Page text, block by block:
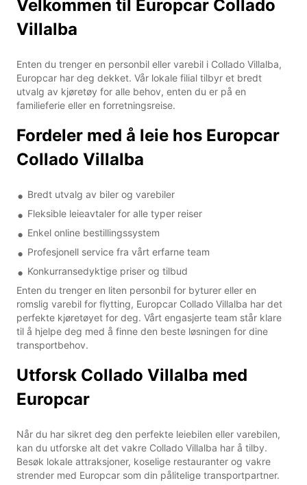
Velkommen til Europcar Collado
Villalba
Enten du trenger en personbil eller varebil i Collado Villalba,
Europcar har deg dekket. Vår lokale filial tilbyr et bredt
utvalg av kjøretøy for alle behov, enten du er på en
familieferie eller en forretningsreise.
Fordeler med å leie hos Europcar
Collado Villalba
Bredt utvalg av biler og varebiler
Fleksible leieavtaler for alle typer reiser
Enkel online bestillingssystem
Profesjonell service fra vårt erfarne team
Konkurransedyktige priser og tilbud
Enten du trenger en liten personbil for byturer eller en
romslig varebil for flytting, Europcar Collado Villalba har det
perfekte kjøretøyet for deg. Vårt engasjerte team står klare
til å hjelpe deg med å finne den beste løsningen for dine
transportbehov.
Utforsk Collado Villalba med
Europcar
Når du har sikret deg den perfekte leiebilen eller varebilen,
kan du utforske alt det vakre Collado Villalba har å tilby.
Besøk lokale attraksjoner, koselige restauranter og vakre
strender med Europcar som din pålitelige transportpartner.